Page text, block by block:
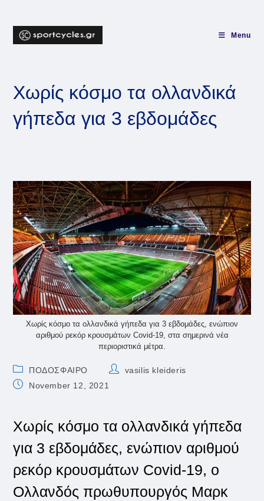
content
Menu
Χωρίς κόσμο τα ολλανδικά
γήπεδα για 3 εβδομάδες
Χωρίς κόσμο τα ολλανδικά γήπεδα για 3 εβδομάδες, ενώπιον
αριθμού ρεκόρ κρουσμάτων Covid-19, στα σημερινά νέα
περιοριστικά μέτρα.
Post
category:
ΠΟΔΟΣΦΑΙΡΟ
Postvasilis kleideris
PostNovember 12, 2021
Χωρίς κόσμο τα ολλανδικά γήπεδα
για 3 εβδομάδες, ενώπιον αριθμού
ρεκόρ κρουσμάτων Covid-19, ο
Ολλανδός πρωθυπουργός Μαρκ